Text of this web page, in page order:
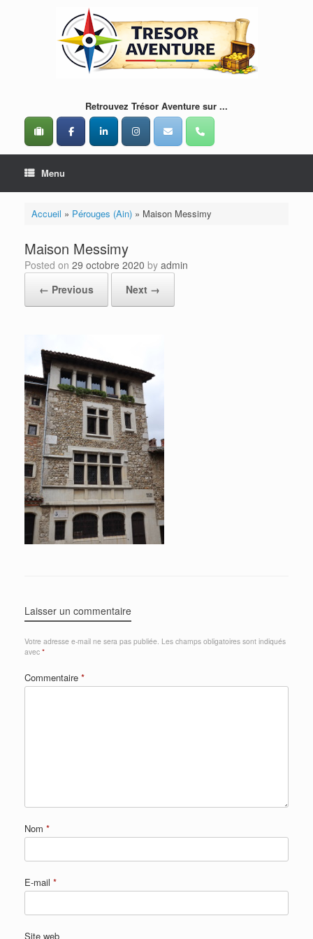
Retrouvez Trésor Aventure sur ...
Menu
Accueil » Pérouges (Ain)» Maison Messimy
Maison Messimy
Posted on 29 octobre 2020 by admin
← Previous
Next →
Laisser un commentaire
Votre adresse e-mail ne sera pas publiée. Les champs obligatoires sont indiqués
avec *
Commentaire *
Nom *
E-mail *
Site web